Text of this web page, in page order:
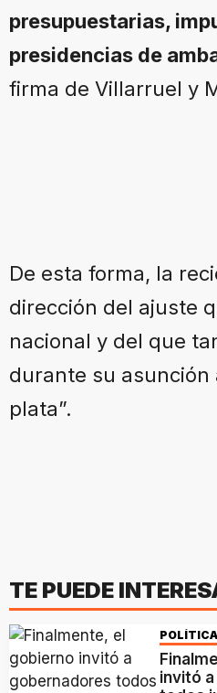
presupuestarias,
presidencias de
firma de Villarruel y
De esta forma, la
dirección del ajuste
nacional y del que
durante su asunción
plata”.
TE PUEDE
POLÍTICA
invitó